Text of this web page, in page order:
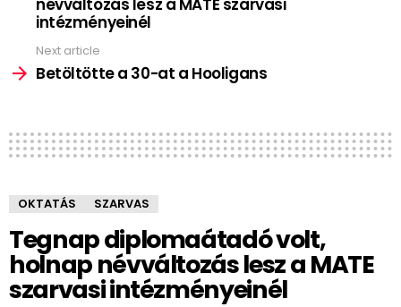
névváltozás lesz a MATE szarvasi
intézményeinél
Next article
Betöltötte a 30-at a Hooligans
OKTATÁS SZARVAS
Tegnap diplomaátadó volt,
holnap névváltozás lesz a MATE
szarvasi intézményeinél